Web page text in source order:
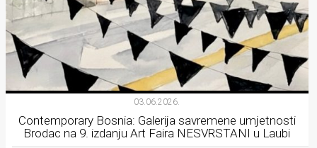
03.06.2026.
Contemporary Bosnia: Galerija savremene umjetnosti
Brodac na 9. izdanju Art Faira NESVRSTANI u Laubi